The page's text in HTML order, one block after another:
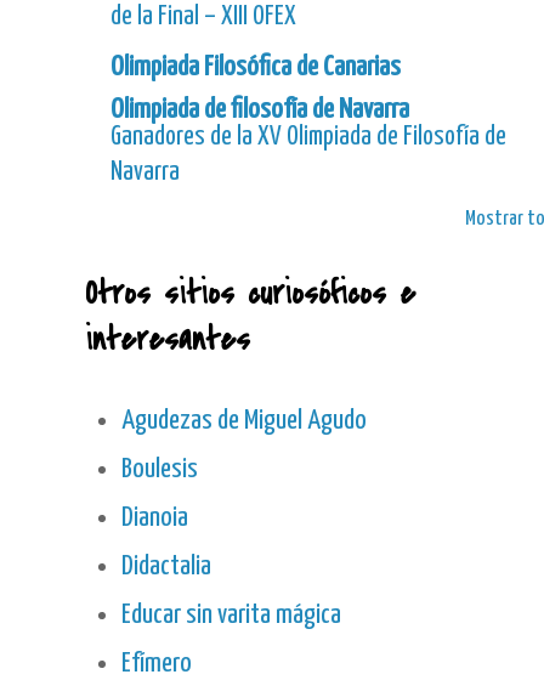
de la Final – XIII OFEX
Olimpiada Filosófica de Canarias
Olimpiada de filosofía de Navarra
Ganadores de la XV Olimpiada de Filosofía de
Navarra
Mostrar
Otros sitios curiosóficos e
interesantes
Agudezas de Miguel Agudo
Boulesis
Dianoia
Didactalia
Educar sin varita mágica
Efímero